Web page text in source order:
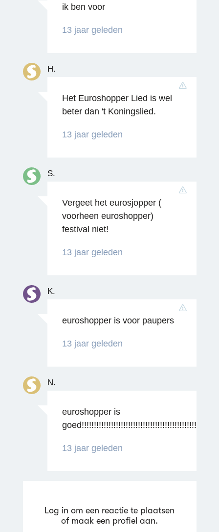
ik ben voor
13 jaar geleden
Reageren
H.
Het Euroshopper Lied is wel
beter dan 't Koningslied.
13 jaar geleden
Reageren
S.
Vergeet het eurosjopper (
voorheen euroshopper)
festival niet!
13 jaar geleden
K.
euroshopper is voor paupers
13 jaar geleden
N.
euroshopper is
goed!!!!!!!!!!!!!!!!!!!!!!!!!!!!!!!!!!!!!!!!!!!!!!!!!!!
13 jaar geleden
Log in om een reactie te plaatsen
of maak een profiel aan.